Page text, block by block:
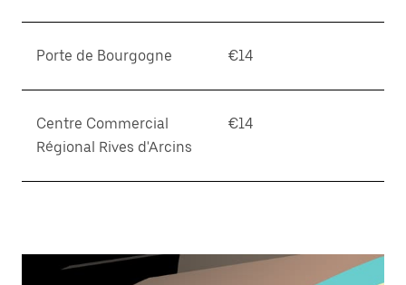
Porte de Bourgogne €14
Centre Commercial
Régional Rives d'Arcins
€14